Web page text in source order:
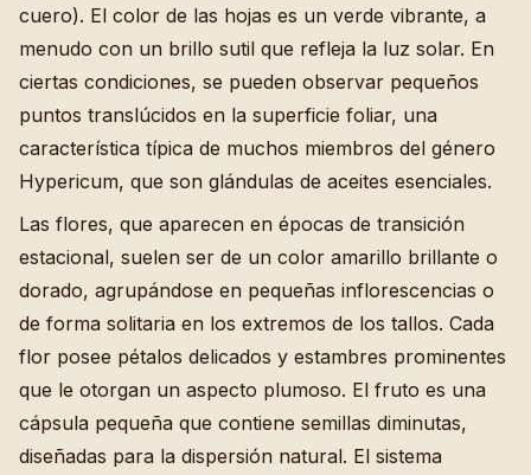
cuero). El color de las hojas es un verde vibrante, a
menudo con un brillo sutil que refleja la luz solar. En
ciertas condiciones, se pueden observar pequeños
puntos translúcidos en la superficie foliar, una
característica típica de muchos miembros del género
Hypericum, que son glándulas de aceites esenciales.
Las flores, que aparecen en épocas de transición
estacional, suelen ser de un color amarillo brillante o
dorado, agrupándose en pequeñas inflorescencias o
de forma solitaria en los extremos de los tallos. Cada
flor posee pétalos delicados y estambres prominentes
que le otorgan un aspecto plumoso. El fruto es una
cápsula pequeña que contiene semillas diminutas,
diseñadas para la dispersión natural. El sistema